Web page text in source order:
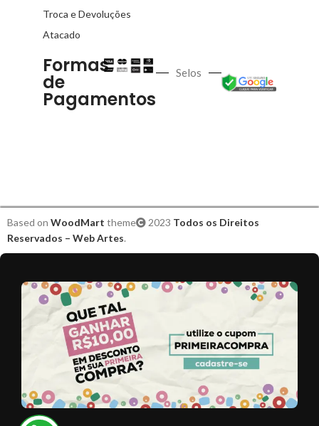
Troca e Devoluções
Atacado
Formas
de
Pagamentos
Selos
Based on WoodMart theme 2023 Todos os Direitos
Reservados – Web Artes.